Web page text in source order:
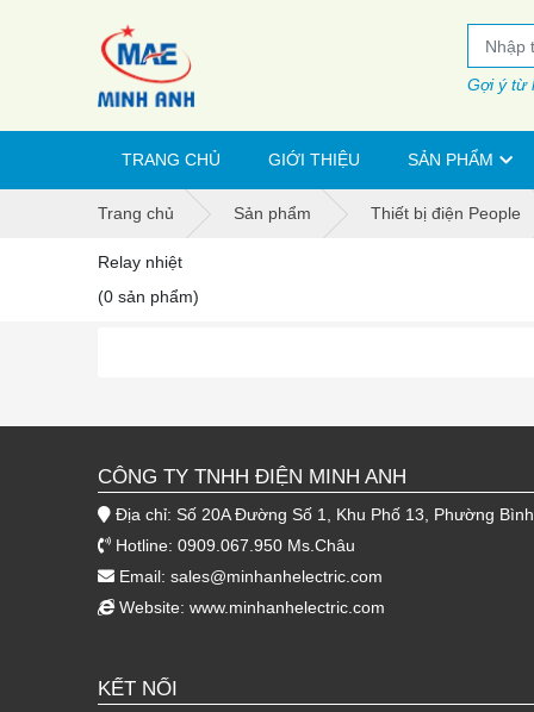
Gợi ý từ
TRANG CHỦ GIỚI THIỆU SẢN PHẨM
Trang chủ Sản phẩm Thiết bị điện People
Relay nhiệt
(0 sản phẩm)
CÔNG TY TNHH ĐIỆN MINH ANH
Địa chỉ: Số 20A Đường Số 1, Khu Phố 13, Phường
Hotline: 0909.067.950 Ms.Châu
Email: sales@minhanhelectric.com
Website: www.minhanhelectric.com
KẾT NỐI